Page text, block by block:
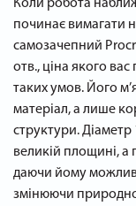
Коли робота
починає вимагати
самозачепний
отв., ціна якого
таких умов. Його
матеріал, а лише
структури.
великій площині, а
даючи йому
змінюючи